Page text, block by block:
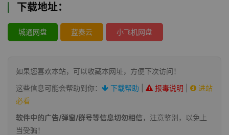
下载地址：
城通网盘 蓝奏云 小飞机网盘
如果您喜欢本站，可以收藏本网址，方便下次访问！
这些信息可能会帮助到你：
下载帮助 报毒说明
进站
必看
软件中的广告/弹窗/群号等信息切勿相信，注意鉴别，以免上
当受骗！